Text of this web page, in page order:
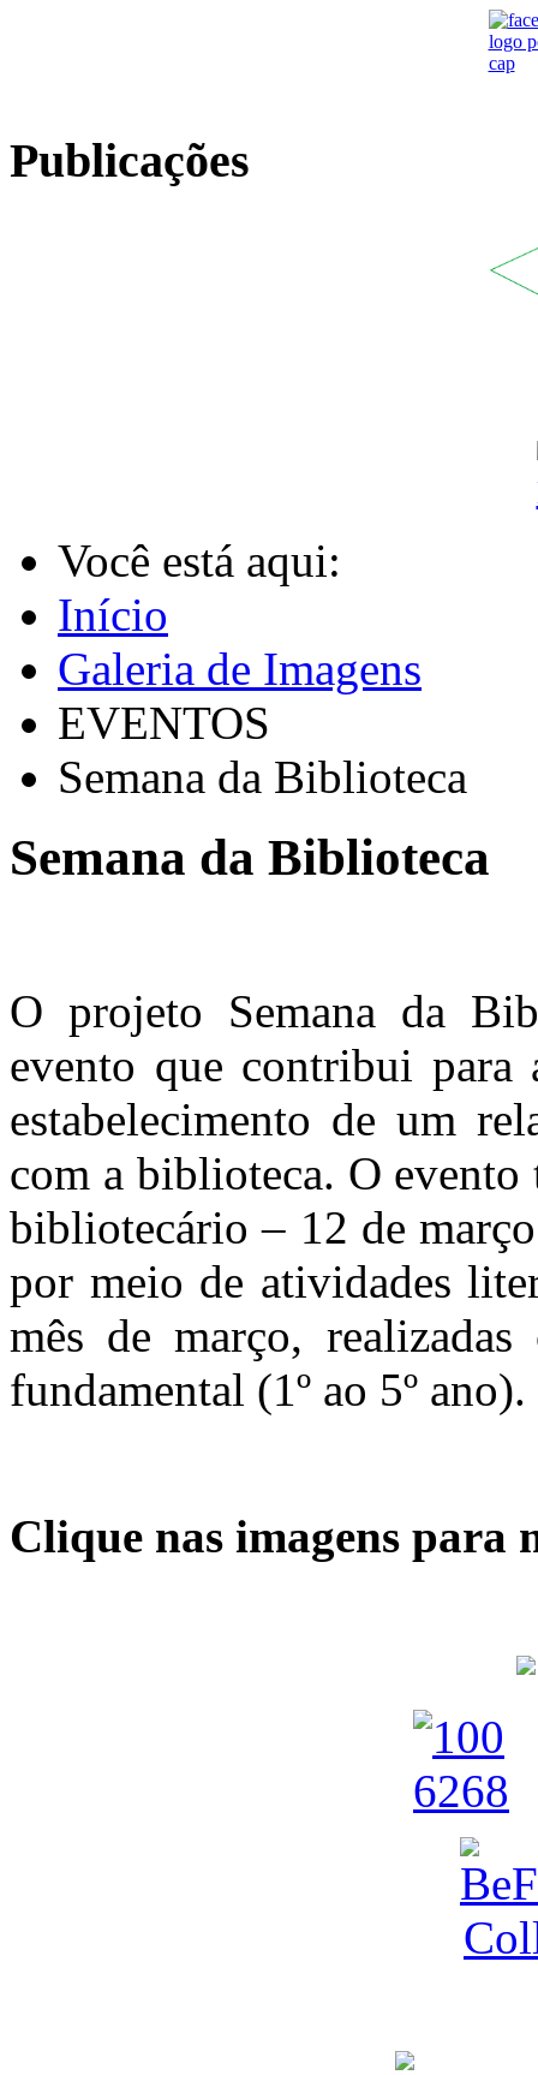
Publicações
Você está aqui:
Início
Galeria de Imagens
EVENTOS
Semana da Biblioteca
Semana da Biblioteca
O projeto Semana da
evento que contribui
estabelecimento de um
com a biblioteca. O
bibliotecário – 12 de
por meio de atividades
mês de março,
fundamental (1º ao 5º ano).
Clique nas imagens para